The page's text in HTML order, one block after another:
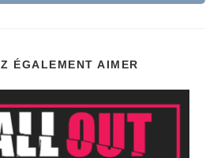
ÉGALEMENT AIMER